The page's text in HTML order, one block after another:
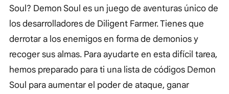
Soul? Demon Soul es un juego de aventuras único de
los desarrolladores de Diligent Farmer. Tienes que
derrotar a los enemigos en forma de demonios y
recoger sus almas. Para ayudarte en esta difícil tarea,
hemos preparado para ti una lista de códigos Demon
Soul para aumentar el poder de ataque, ganar